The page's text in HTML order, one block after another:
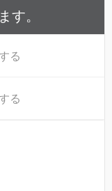
す。
る
る